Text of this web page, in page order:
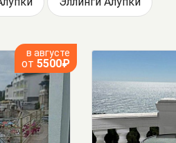
в августе
от 5500₽